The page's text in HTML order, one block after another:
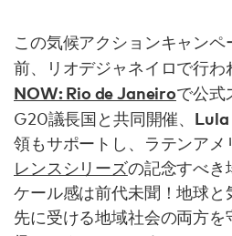
この気候アクションキャン
前、リオデジャネイロで行わ
NOW: Rio de Janeiroで公式
G20議長国と共同開催、
領もサポートし、ラテンアメ
レンスシリーズの記念すべき
ケール感は前代未聞！地球と
先に受ける地域社会の両方